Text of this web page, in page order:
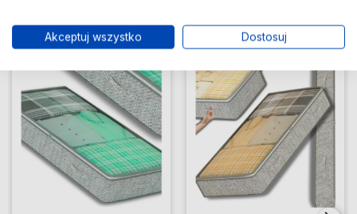
Do ulubionych Do
Akceptuj wszystko Dostosuj